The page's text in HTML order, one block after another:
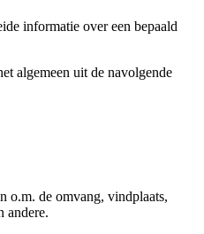
informatie over een bepaald
algemeen uit de navolgende
o.m. de omvang, vindplaats,
andere.